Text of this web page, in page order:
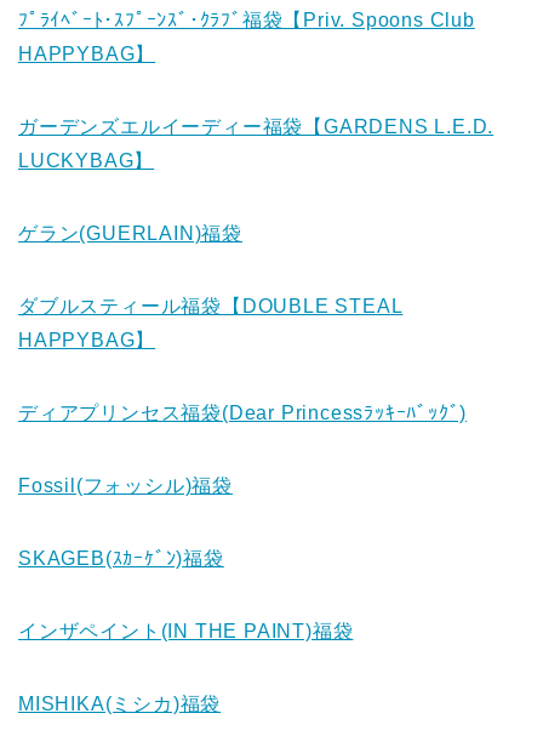
ﾌﾟﾗｲﾍﾞｰﾄ･ｽﾌﾟｰﾝｽﾞ･ｸﾗﾌﾞ福袋【Priv. Spoons Club
HAPPYBAG】
ガーデンズエルイーディー福袋【GARDENS L.E.D.
LUCKYBAG】
ゲラン(GUERLAIN)福袋
ダブルスティール福袋【DOUBLE STEAL
HAPPYBAG】
ディアプリンセス福袋(Dear Princessﾗｯｷｰﾊﾞｯｸﾞ)
Fossil(フォッシル)福袋
SKAGEB(ｽｶｰｹﾞﾝ)福袋
インザペイント(IN THE PAINT)福袋
MISHIKA(ミシカ)福袋